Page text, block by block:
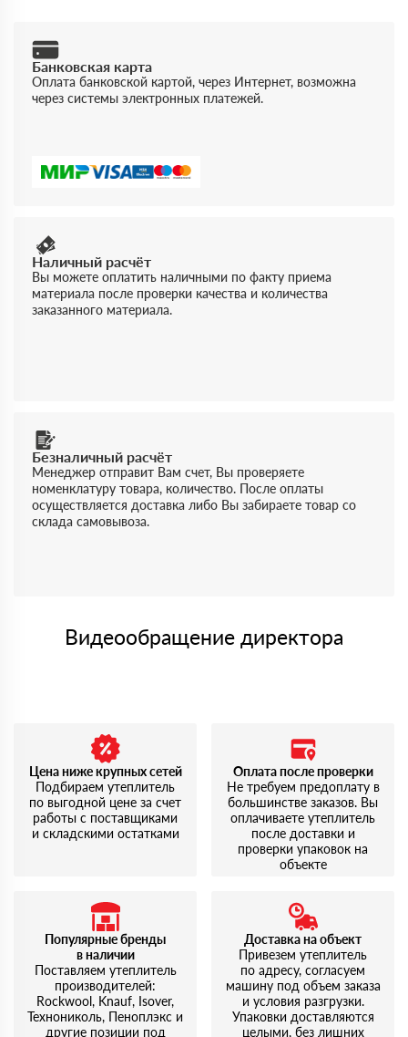
Банковская карта
Оплата банковской картой, через Интернет, возможна
через системы электронных платежей.
Наличный расчёт
Вы можете оплатить наличными по факту приема
материала после проверки качества и количества
заказанного материала.
Безналичный расчёт
Менеджер отправит Вам счет, Вы проверяете
номенклатуру товара, количество. После оплаты
осуществляется доставка либо Вы забираете товар со
склада самовывоза.
Видеообращение директора
Цена ниже крупных сетей
Подбираем утеплитель
по выгодной цене за счет
работы с поставщиками
и складскими остатками
Оплата после проверки
Не требуем предоплату в
большинстве заказов. Вы
оплачиваете утеплитель
после доставки и
проверки упаковок на
объекте
Популярные бренды
в наличии
Поставляем утеплитель
производителей:
Rockwool, Knauf, Isover,
Технониколь, Пеноплэкс и
другие позиции под
Доставка на объект
Привезем утеплитель
по адресу, согласуем
машину под объем заказа
и условия разгрузки.
Упаковки доставляются
целыми, без лишних